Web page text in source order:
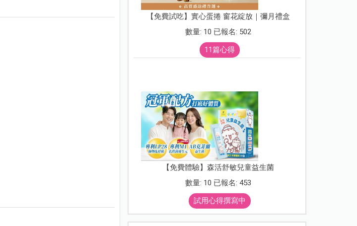
【免費試吃】實心蛋捲 窗花綻放｜彌月禮盒
數量: 10 已報名: 502
11篇心得
【免費體驗】森活舒敏兒童益生菌
數量: 10 已報名: 453
試用心得撰寫中